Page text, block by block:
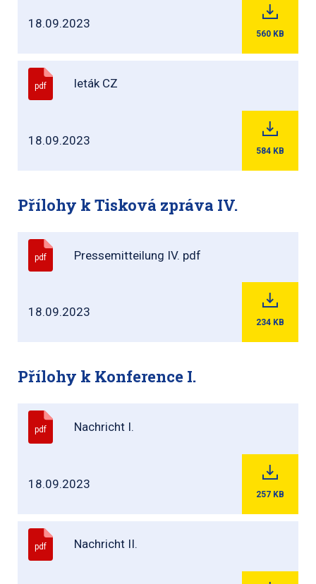
18.09.2023
560 KB
pdf leták CZ
18.09.2023
584 KB
Přílohy k Tisková zpráva IV.
pdf Pressemitteilung IV. pdf
18.09.2023
234 KB
Přílohy k Konference I.
pdf Nachricht I.
18.09.2023
257 KB
pdf Nachricht II.